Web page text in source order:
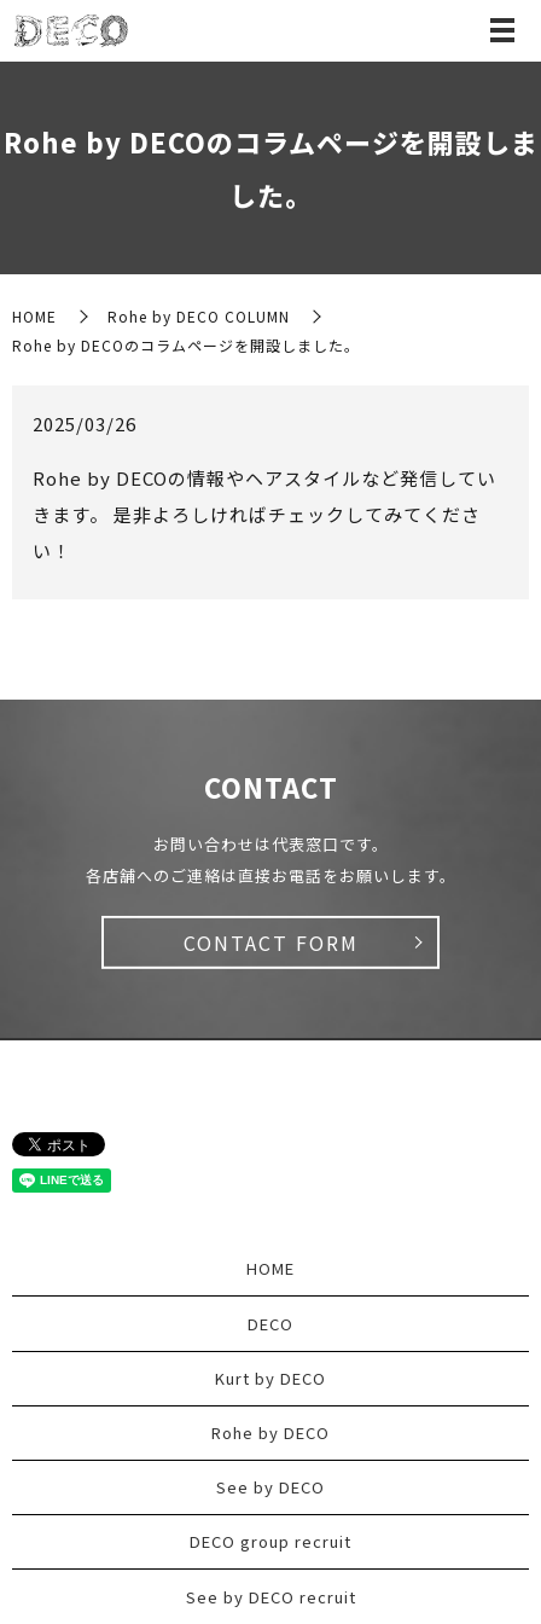
Rohe by DECOのコラムページを開設しま
した。
HOME
Rohe by DECO COLUMN
Rohe by DECOのコラムページを開設しました。
2025/03/26
Rohe by DECOの情報やヘアスタイルなど発信してい
きます。 是非よろしければチェックしてみてくださ
い！
CONTACT
お問い合わせは代表窓口です。
各店舗へのご連絡は直接お電話をお願いします。
CONTACT FORM
HOME
DECO
Kurt by DECO
Rohe by DECO
See by DECO
DECO group recruit
See by DECO recruit